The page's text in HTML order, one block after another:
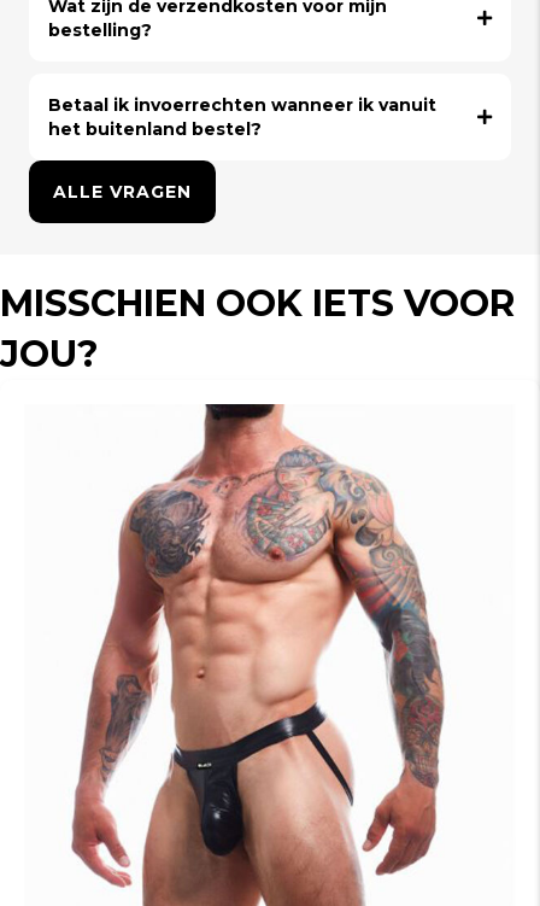
Wat zijn de verzendkosten voor mijn
bestelling?
Betaal ik invoerrechten wanneer ik vanuit
het buitenland bestel?
ALLE VRAGEN
MISSCHIEN OOK IETS VOOR
JOU?